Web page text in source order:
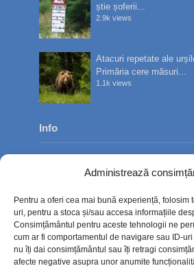
Administrează
Pentru a oferi cea mai bună experiență, folosim
uri, pentru a stoca și/sau accesa informațiile
Consimțământul pentru aceste tehnologii ne
cum ar fi comportamentul de navigare sau ID-
nu îți dai consimțământul sau îți retragi
afecte negative asupra unor anumite
știe șoferii...
2.9k views
Atacuri repetate ale
Primăria cere măsuri...
1.1k views
Info
Contact
Politica de confidențialitate
Politică cookie-uri (UE)